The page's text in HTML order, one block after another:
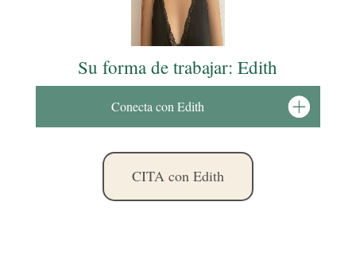
Su forma de trabajar: Edith
Conecta con Edith
CITA con Edith